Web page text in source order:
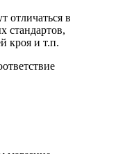
отличаться в
стандартов,
кроя и т.п.